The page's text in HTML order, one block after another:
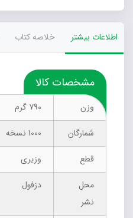
اطلاعات بیشتر خلاصه کتاب
مشخصات کالا
وزن
790 گرم
شمارگان
1000 نسخه
قطع
وزیری
محل
نشر
دزفول